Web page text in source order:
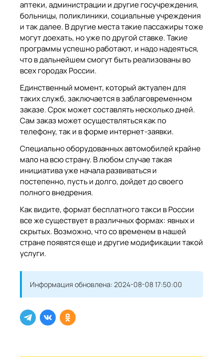
аптеки, администрации и другие госучреждения,
больницы, поликлиники, социальные учреждения
и так далее. В другие места такие пассажиры тоже
могут доехать, но уже по другой ставке. Такие
программы успешно работают, и надо надеяться,
что в дальнейшем смогут быть реализованы во
всех городах России.
Единственный момент, который актуален для
таких служб, заключается в заблаговременном
заказе. Срок может составлять несколько дней.
Сам заказ может осуществляться как по
телефону, так и в форме интернет-заявки.
Специально оборудованных автомобилей крайне
мало на всю страну. В любом случае такая
инициатива уже начала развиваться и
постепенно, пусть и долго, дойдет до своего
полного внедрения.
Как видите, формат бесплатного такси в России
все же существует в различных формах: явных и
скрытых. Возможно, что со временем в нашей
стране появятся еще и другие модификации такой
услуги.
Информация обновлена: 2024-08-08 17:50:00